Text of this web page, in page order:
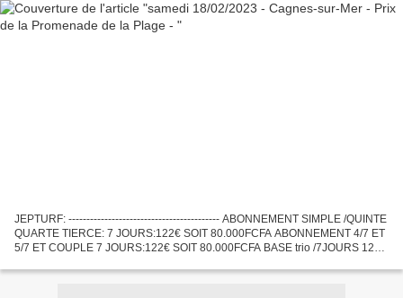
JEPTURF: ------------------------------------------ ABONNEMENT SIMPLE /QUINTE
QUARTE TIERCE: 7 JOURS:122€ SOIT 80.000FCFA ABONNEMENT 4/7 ET
5/7 ET COUPLE 7 JOURS:122€ SOIT 80.000FCFA BASE trio /7JOURS 122€